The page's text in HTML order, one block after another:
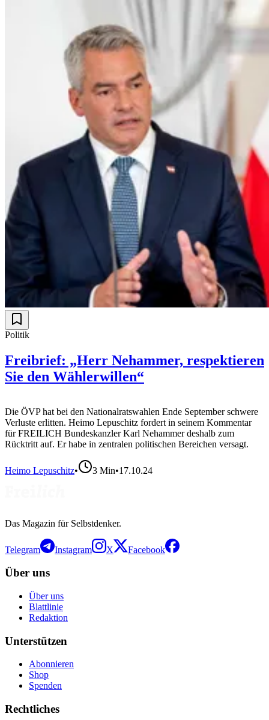
Politik
Freibrief: „Herr Nehammer, respektieren
Sie den Wählerwillen“
Die ÖVP hat bei den Nationalratswahlen Ende September schwere
Verluste erlitten. Heimo Lepuschitz fordert in seinem Kommentar
für FREILICH Bundeskanzler Karl Nehammer deshalb zum
Rücktritt auf. Er habe in zentralen politischen Bereichen versagt.
Heimo Lepuschitz• 3 Min•17.10.24
Das Magazin für Selbstdenker.
Telegram Instagram X Facebook
Über uns
Über uns
Blattlinie
Redaktion
Unterstützen
Abonnieren
Shop
Spenden
Rechtliches